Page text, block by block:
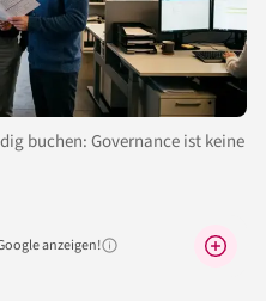
buchen: Governance ist keine
anzeigen!Warum lohnt sich das?